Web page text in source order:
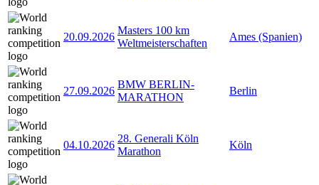
20.09.2026
Masters 100 km
Weltmeisterschaften
Ames (Spanien)
27.09.2026
BMW BERLIN-
MARATHON
Berlin
04.10.2026
28. Generali Köln
Marathon
Köln